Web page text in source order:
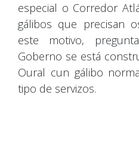
especial o Corredor
gálibos que precisan
este motivo,
Goberno se está
Oural cun gálibo
tipo de servizos.